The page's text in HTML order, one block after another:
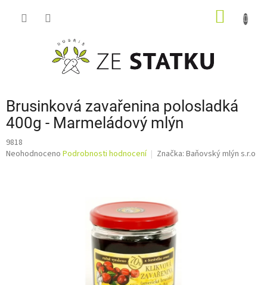
Brusinková zavařenina polosladká
400g - Marmeládový mlýn
9818
Průměrné
Neohodnoceno Podrobnosti hodnocení Značka: Baňovský mlýn s.r.o